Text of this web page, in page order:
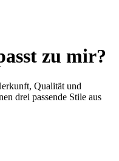
zu mir?
Qualität und
drei passende Stile aus